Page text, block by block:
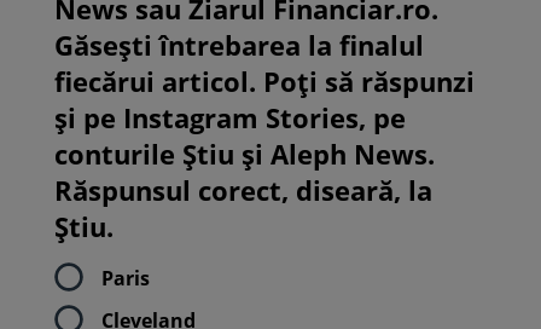
News sau Ziarul Financiar.ro.
Găsești întrebarea la finalul
fiecărui articol. Poți să răspunzi
și pe Instagram Stories, pe
conturile Știu și Aleph News.
Răspunsul corect, diseară, la
Știu.
Paris
Cleveland